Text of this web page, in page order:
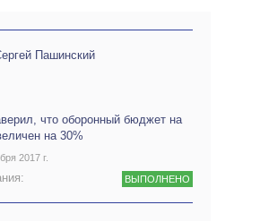
Пашинский
что оборонный бюджет на
на 30%
2017 г.
ВЫПОЛНЕНО